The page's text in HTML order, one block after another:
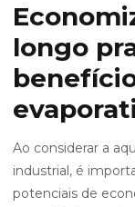
longo
Ao considerar a
industrial, é
potenciais de